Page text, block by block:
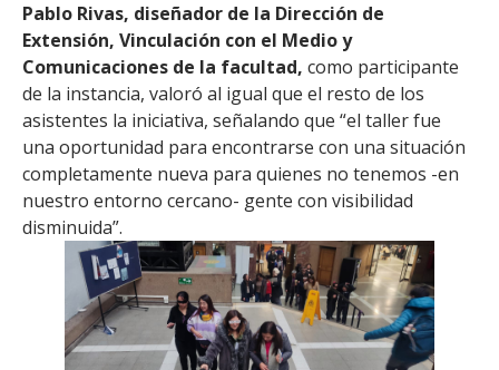
Pablo Rivas, diseñador de la Dirección de
Extensión, Vinculación con el Medio y
Comunicaciones de la facultad, como participante
de la instancia, valoró al igual que el resto de los
asistentes la iniciativa, señalando que “el taller fue
una oportunidad para encontrarse con una situación
completamente nueva para quienes no tenemos -en
nuestro entorno cercano- gente con visibilidad
disminuida”.